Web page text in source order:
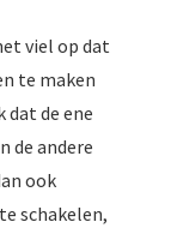
viel op dat
te maken
dat de ene
de andere
ook
schakelen,